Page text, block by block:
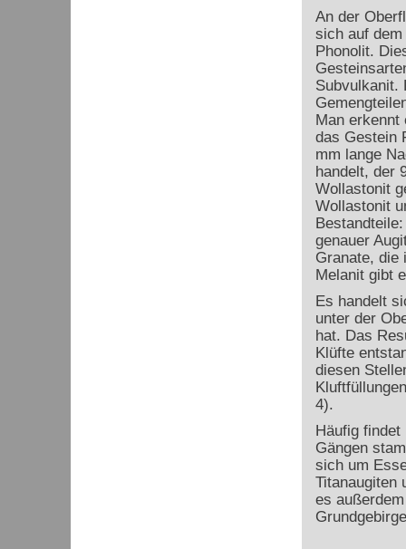
An der
sich auf
Phonolit.
Subvulkanit.
Man erkennt
das Gestein
mm lange
handelt, der
Wollastonit
Wollastonit
genauer
Granate, die
Melanit gibt
Es handelt
unter der
hat. Das
Klüfte
diesen
4).
Häufig
Gängen
sich um
Titanaugiten
es